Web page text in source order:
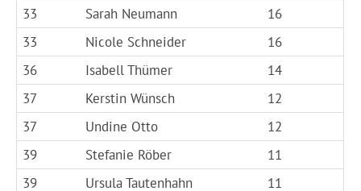
33
Sarah Neumann
16
33
Nicole Schneider
16
36
Isabell Thümer
14
37
Kerstin Wünsch
12
37
Undine Otto
12
39
Stefanie Röber
11
39
Ursula Tautenhahn
11